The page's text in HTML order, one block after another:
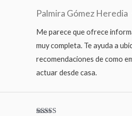
con5de 5
Palmira Gómez Heredia
Me parece que ofrece
muy completa. Te ayuda a
recomendaciones de como
actuar desde casa.